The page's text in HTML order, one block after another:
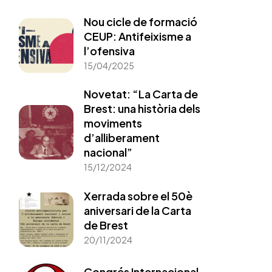
Nou cicle de formació
CEUP: Antifeixisme a
l’ofensiva
15/04/2025
Novetat: “La Carta de
Brest: una història dels
moviments
d’alliberament
nacional”
15/12/2024
Xerrada sobre el 50è
aniversari de la Carta
de Brest
20/11/2024